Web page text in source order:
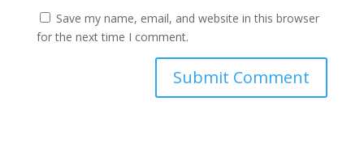
Save my name, email, and website in this browser
for the next time I comment.